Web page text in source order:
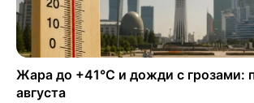
Жара до +41°C и дожди с грозами:
августа